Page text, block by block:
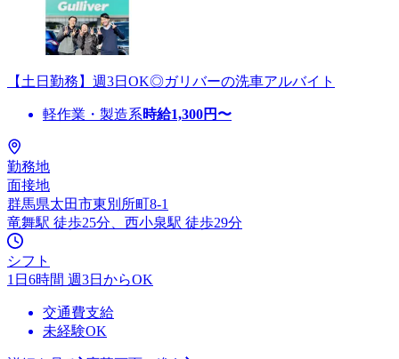
【土日勤務】週3日OK◎ガリバーの洗車アルバイト
軽作業・製造系時給1,300円〜
勤務地
面接地
群馬県太田市東別所町8-1
竜舞駅 徒歩25分、西小泉駅 徒歩29分
シフト
1日6時間 週3日からOK
交通費支給
未経験OK